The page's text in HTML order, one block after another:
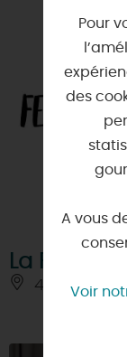
La Ferme
45210 - LE
Pour
des
A vous
Voir